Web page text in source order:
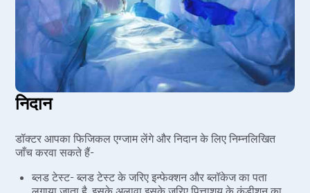
निदान
डॉक्टर आपका फिजिकल एग्जाम लेंगे और निदान के लिए निम्नलिखित
जाँच करवा सकते हैं-
ब्लड टेस्ट- ब्लड टेस्ट के जरिए इन्फेक्शन और ब्लॉकेज का पता